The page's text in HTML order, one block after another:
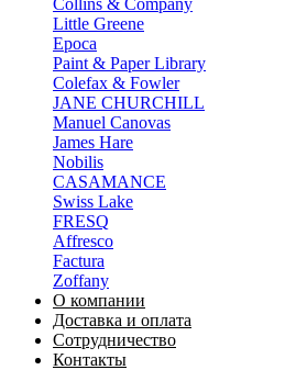
Collins & Company
Little Greene
Epoca
Paint & Paper Library
Colefax & Fowler
JANE CHURCHILL
Manuel Canovas
James Hare
Nobilis
CASAMANCE
Swiss Lake
FRESQ
Affresco
Factura
Zoffany
О компании
Доставка и оплата
Сотрудничество
Контакты